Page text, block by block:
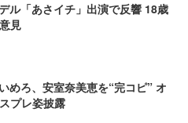
ル「あさイチ」出演で反響 18歳
見
めろ、安室奈美恵を“完コピ” オ
プレ姿披露